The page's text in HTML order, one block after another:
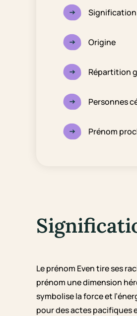
Signification
Origine
Répartition
Personnes
Prénom
Le prénom Even tire ses
prénom une dimension
symbolise la force et
pour des actes pacifiques